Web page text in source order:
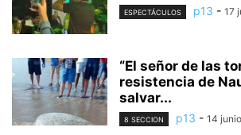
ESPECTÁCULOS p13 - 17
“El señor de las
resistencia de
salvar...
8 SECCION p13 - 14